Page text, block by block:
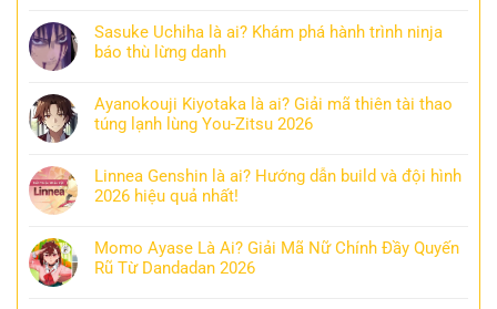
Sasuke Uchiha là ai? Khám phá hành trình ninja
báo thù lừng danh
Ayanokouji Kiyotaka là ai? Giải mã thiên tài thao
túng lạnh lùng You-Zitsu 2026
Linnea Genshin là ai? Hướng dẫn build và đội hình
2026 hiệu quả nhất!
Momo Ayase Là Ai? Giải Mã Nữ Chính Đầy Quyến
Rũ Từ Dandadan 2026